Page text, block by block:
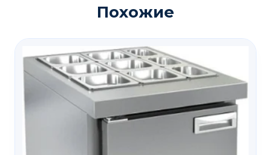
Похожие